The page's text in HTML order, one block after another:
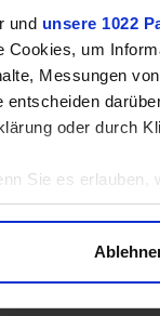
und unsere 1022
Cookies, um
Messungen
entscheiden
oder durch
Sie es erlauben,
Informationen über
Sie mehr
Rechner